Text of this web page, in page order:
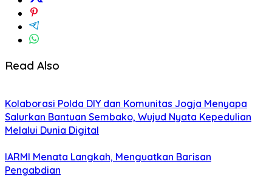
Read Also
Kolaborasi Polda DIY dan Komunitas Jogja Menyapa
Salurkan Bantuan Sembako, Wujud Nyata Kepedulian
Melalui Dunia Digital
IARMI Menata Langkah, Menguatkan Barisan
Pengabdian